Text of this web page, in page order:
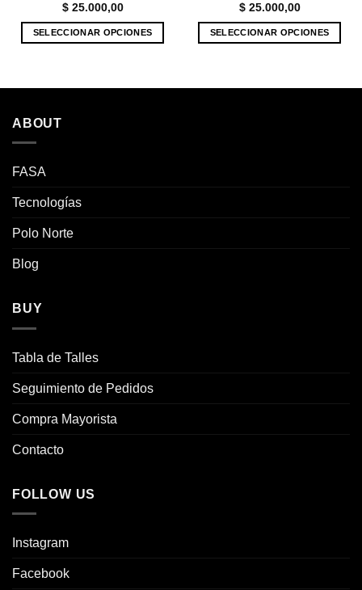
$25.000,00
SELECCIONAR OPCIONES
$25.000,00
SELECCIONAR OPCIONES
ABOUT
FASA
Tecnologías
Polo Norte
Blog
BUY
Tabla de Talles
Seguimiento de Pedidos
Compra Mayorista
Contacto
FOLLOW US
Instagram
Facebook